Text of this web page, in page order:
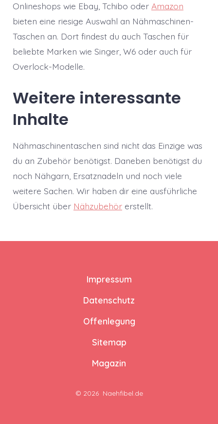
Onlineshops wie Ebay, Tchibo oder Amazon
bieten eine riesige Auswahl an Nähmaschinen-
Taschen an. Dort findest du auch Taschen für
beliebte Marken wie Singer, W6 oder auch für
Overlock-Modelle.
Weitere interessante
Inhalte
Nähmaschinentaschen sind nicht das Einzige was
du an Zubehör benötigst. Daneben benötigst du
noch Nähgarn, Ersatznadeln und noch viele
weitere Sachen. Wir haben dir eine ausführliche
Übersicht über Nähzubehörerstellt.
Impressum
Datenschutz
Offenlegung
Sitemap
Magazin
© 2026 Naehfibel.de